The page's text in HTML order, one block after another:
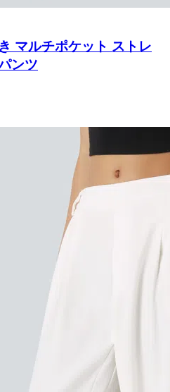
マルチポケット ストレ
ンツ